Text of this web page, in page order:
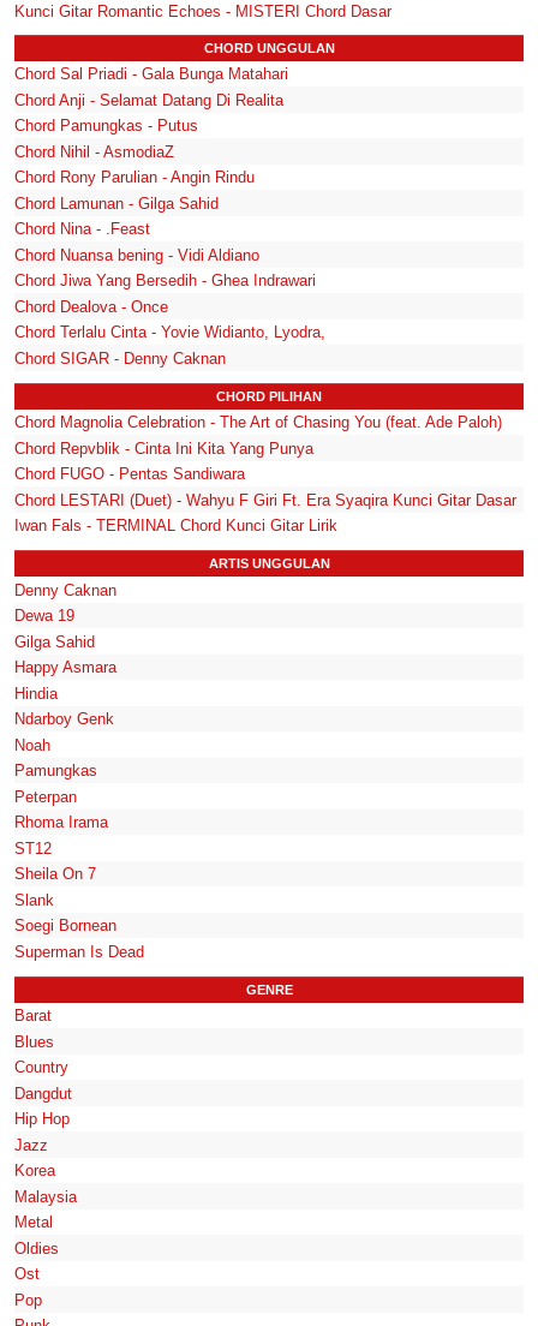
Kunci Gitar Romantic Echoes - MISTERI Chord Dasar
CHORD UNGGULAN
Chord Sal Priadi - Gala Bunga Matahari
Chord Anji - Selamat Datang Di Realita
Chord Pamungkas - Putus
Chord Nihil - AsmodiaZ
Chord Rony Parulian - Angin Rindu
Chord Lamunan - Gilga Sahid
Chord Nina - .Feast
Chord Nuansa bening - Vidi Aldiano
Chord Jiwa Yang Bersedih - Ghea Indrawari
Chord Dealova - Once
Chord Terlalu Cinta - Yovie Widianto, Lyodra,
Chord SIGAR - Denny Caknan
CHORD PILIHAN
Chord Magnolia Celebration - The Art of Chasing You (feat. Ade Paloh)
Chord Repvblik - Cinta Ini Kita Yang Punya
Chord FUGO - Pentas Sandiwara
Chord LESTARI (Duet) - Wahyu F Giri Ft. Era Syaqira Kunci Gitar Dasar
Iwan Fals - TERMINAL Chord Kunci Gitar Lirik
ARTIS UNGGULAN
Denny Caknan
Dewa 19
Gilga Sahid
Happy Asmara
Hindia
Ndarboy Genk
Noah
Pamungkas
Peterpan
Rhoma Irama
ST12
Sheila On 7
Slank
Soegi Bornean
Superman Is Dead
GENRE
Barat
Blues
Country
Dangdut
Hip Hop
Jazz
Korea
Malaysia
Metal
Oldies
Ost
Pop